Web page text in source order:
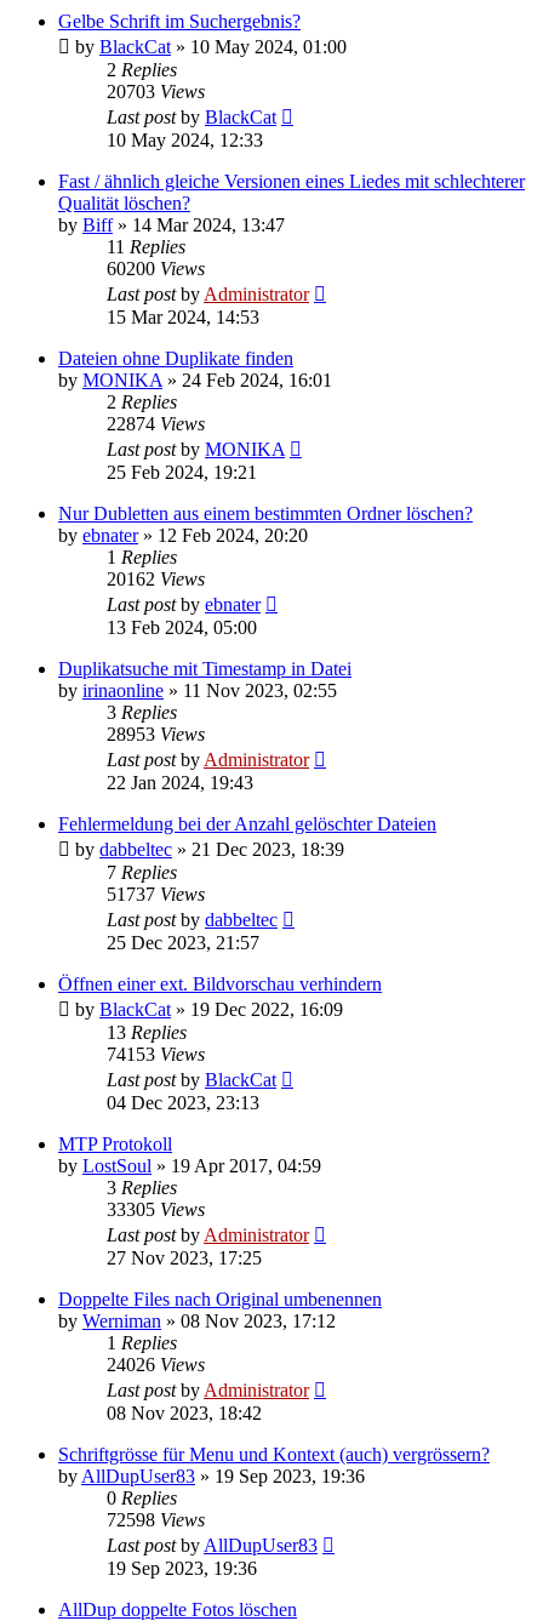
Gelbe Schrift im Suchergebnis?
by BlackCat » 10 May 2024, 01:00
2 Replies
20703 Views
Last postby BlackCat
10 May 2024, 12:33
Fast / ähnlich gleiche Versionen eines Liedes mit schlechterer
Qualität löschen?
by Biff» 14 Mar 2024, 13:47
11 Replies
60200 Views
Last postby Administrator
15 Mar 2024, 14:53
Dateien ohne Duplikate finden
by MONIKA » 24 Feb 2024, 16:01
2 Replies
22874 Views
Last postby MONIKA
25 Feb 2024, 19:21
Nur Dubletten aus einem bestimmten Ordner löschen?
by ebnater» 12 Feb 2024, 20:20
1 Replies
20162 Views
Last postby ebnater
13 Feb 2024, 05:00
Duplikatsuche mit Timestamp in Datei
by irinaonline » 11 Nov 2023, 02:55
3 Replies
28953 Views
Last postby Administrator
22 Jan 2024, 19:43
Fehlermeldung bei der Anzahl gelöschter Dateien
by dabbeltec » 21 Dec 2023, 18:39
7 Replies
51737 Views
Last postby dabbeltec
25 Dec 2023, 21:57
Öffnen einer ext. Bildvorschau verhindern
by BlackCat » 19 Dec 2022, 16:09
13 Replies
74153 Views
Last postby BlackCat
04 Dec 2023, 23:13
MTP Protokoll
by LostSoul » 19 Apr 2017, 04:59
3 Replies
33305 Views
Last postby Administrator
27 Nov 2023, 17:25
Doppelte Files nach Original umbenennen
by Werniman » 08 Nov 2023, 17:12
1 Replies
24026 Views
Last postby Administrator
08 Nov 2023, 18:42
Schriftgrösse für Menu und Kontext (auch) vergrössern?
by AllDupUser83 » 19 Sep 2023, 19:36
0 Replies
72598 Views
Last postby AllDupUser83
19 Sep 2023, 19:36
AllDup doppelte Fotos löschen